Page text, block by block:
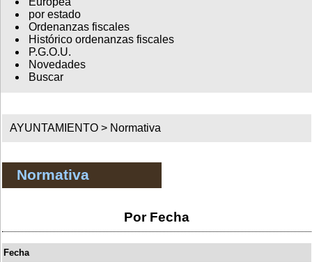
por estado
Ordenanzas fiscales
Histórico ordenanzas fiscales
P.G.O.U.
Novedades
Buscar
AYUNTAMIENTO > Normativa
Normativa
Por Fecha
Fecha